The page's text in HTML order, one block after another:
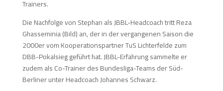
Trainers.
Die Nachfolge von Stephan als JBBL-Headcoach tritt Reza
Ghasseminia (Bild) an, der in der vergangenen Saison die
2000er vom Kooperationspartner TuS Lichterfelde zum
DBB-Pokalsieg geführt hat. JBBL-Erfahrung sammelte er
zudem als Co-Trainer des Bundesliga-Teams der Süd-
Berliner unter Headcoach Johannes Schwarz.